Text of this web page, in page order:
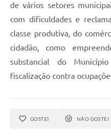
de vários setores
com dificuldades e
classe produtiva, do
cidadão, como
substancial do
fiscalização contra
GOSTEI NÃO GOSTEI